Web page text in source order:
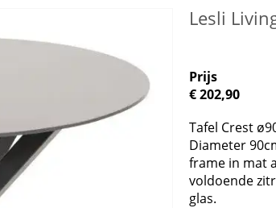
Lesli
Prijs
€ 202,90
Tafel Crest
Diameter
frame in mat
voldoende
glas.